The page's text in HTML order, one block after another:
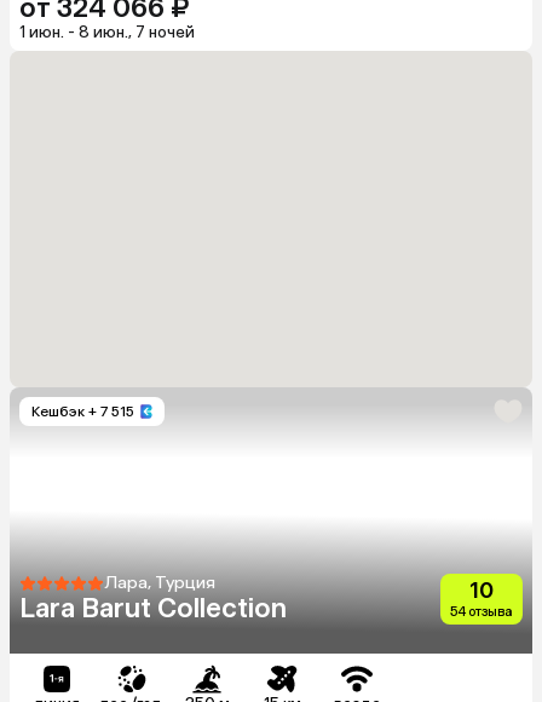
от 324 066 ₽
1 июн. - 8 июн., 7 ночей
Кешбэк + 7 515
Лара, Турция
Lara Barut Collection
10
54 отзыва